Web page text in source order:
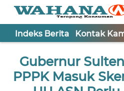
Indeks Berita Kontak
Gubernur
PPPK Masuk
TV
Tutup